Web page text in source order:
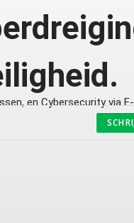
en Cybersecurity via